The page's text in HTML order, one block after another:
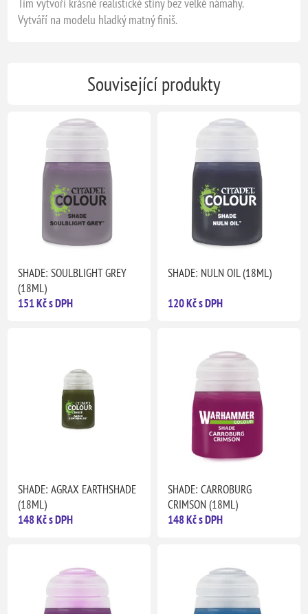
Vytváří na modelu hladký matný finiš.
Související produkty
SHADE: SOULBLIGHT GREY
(18ML)
151 Kč s DPH
SHADE: NULN OIL (18ML)
120 Kč s DPH
SHADE: AGRAX EARTHSHADE
(18ML)
148 Kč s DPH
SHADE: CARROBURG
CRIMSON (18ML)
148 Kč s DPH